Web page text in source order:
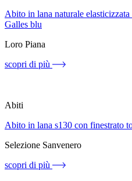
Abito in lana naturale
Galles blu
Loro Piana
scopri di più
Abiti
Abito in lana s130 con finestrato
Selezione Sanvenero
scopri di più